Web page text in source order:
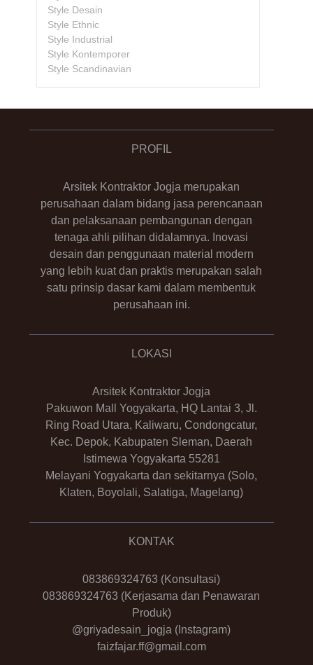
Style Desain
Style Ethnic
Style Industrial
Style Kontemporer
Style Scandinavian
PROFIL
Arsitek Kontraktor Jogja merupakan
perusahaan dalam bidang jasa perencanaan
dan pelaksanaan pembangunan dengan
tenaga ahli pilihan didalamnya. Inovasi
desain dan penggunaan material modern
yang lebih kuat dan praktis merupakan salah
satu prinsip dasar kami dalam membentuk
perusahaan ini.
LOKASI
Arsitek Kontraktor Jogja
Pakuwon Mall Yogyakarta, HQ Lantai 3, Jl.
Ring Road Utara, Kaliwaru, Condongcatur,
Kec. Depok, Kabupaten Sleman, Daerah
Istimewa Yogyakarta 55281
Melayani Yogyakarta dan sekitarnya (Solo,
Klaten, Boyolali, Salatiga, Magelang)
KONTAK
083869324763 (Konsultasi)
083869324763 (Kerjasama dan Penawaran
Produk)
@griyadesain_jogja (Instagram)
faizfajar.ff@gmail.com